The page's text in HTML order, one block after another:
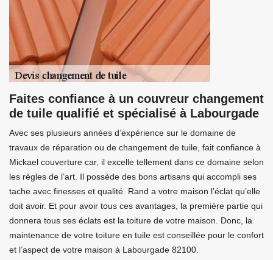
Faites confiance à un couvreur changement
de tuile qualifié et spécialisé à Labourgade
Avec ses plusieurs années d’expérience sur le domaine de
travaux de réparation ou de changement de tuile, fait confiance à
Mickael couverture car, il excelle tellement dans ce domaine selon
les règles de l’art. Il possède des bons artisans qui accompli ses
tache avec finesses et qualité. Rand a votre maison l’éclat qu’elle
doit avoir. Et pour avoir tous ces avantages, la première partie qui
donnera tous ses éclats est la toiture de votre maison. Donc, la
maintenance de votre toiture en tuile est conseillée pour le confort
et l’aspect de votre maison à Labourgade 82100.